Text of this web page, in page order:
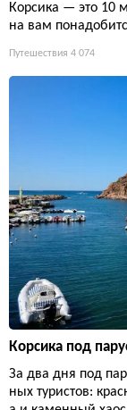
Корсика — это 10
на вам
Путешествия 4 074
Корсика под
За два дня под
ных туристов: